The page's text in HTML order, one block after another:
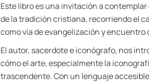
Este libro es una invitación a
de la tradición cristiana, recorriendo el
como vía de evangelización y encuentro
El autor, sacerdote e iconógrafo, nos
cómo el arte, especialmente la
trascendente. Con un lenguaje